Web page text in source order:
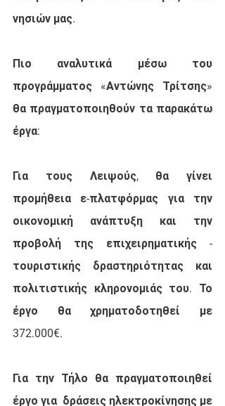
νησιών μας.
Πιο αναλυτικά μέσω του
προγράμματος «Αντώνης Τρίτσης»
θα πραγματοποιηθούν τα παρακάτω
έργα:
Για τους Λειψούς, θα γίνει
προμήθεια ε-πλατφόρμας για την
οικονομική ανάπτυξη και την
προβολή της επιχειρηματικής -
τουριστικής δραστηριότητας και
πολιτιστικής κληρονομιάς του. Το
έργο θα χρηματοδοτηθεί με
372.000€.
Για την Τήλο θα πραγματοποιηθεί
έργο για  δράσεις ηλεκτροκίνησης με